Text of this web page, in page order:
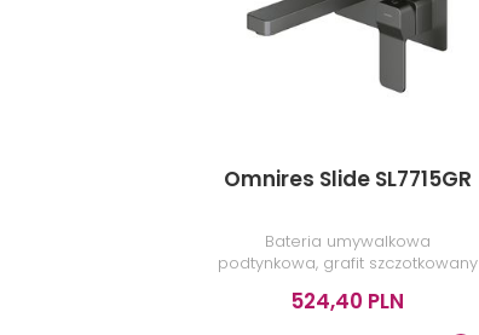
Omnires Slide SL7715GR
Bateria umywalkowa
podtynkowa, grafit szczotkowany
524,40 PLN